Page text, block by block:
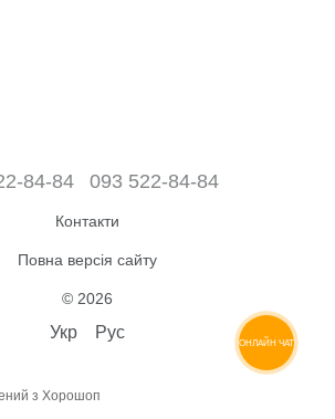
84-84 093 522-84-84
Контакти
Повна версія сайту
© 2026
Укр Рус
з Хорошоп
ОНЛАЙН ЧАТ